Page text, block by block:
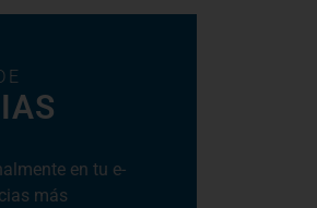
en tu e-
más